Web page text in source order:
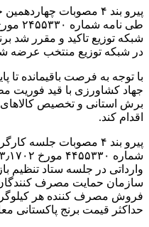
پیرو بند ۴ مصوبات
شبکه توزیع تاکید و مقرر شد
در شبکه توزیع منتخب عرضه
با توجه به فرصت باقیمانده تا
جهاد کشاورزی با قید فوریت
برش استانی و تخصیص کالاهای
اقدام کند.
پیرو بند ۴ مصوبات جلسه
وارداتی در جلسه ستاد تنظیم
سازمان حمایت مصرف
حداکثر قیمت برنج پاکستانی معادل ۵۳۵۰۰۰ ریال